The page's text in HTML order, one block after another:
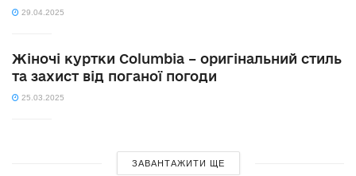
29.04.2025
Жіночі куртки Columbia – оригінальний стиль
та захист від поганої погоди
25.03.2025
ЗАВАНТАЖИТИ ЩЕ